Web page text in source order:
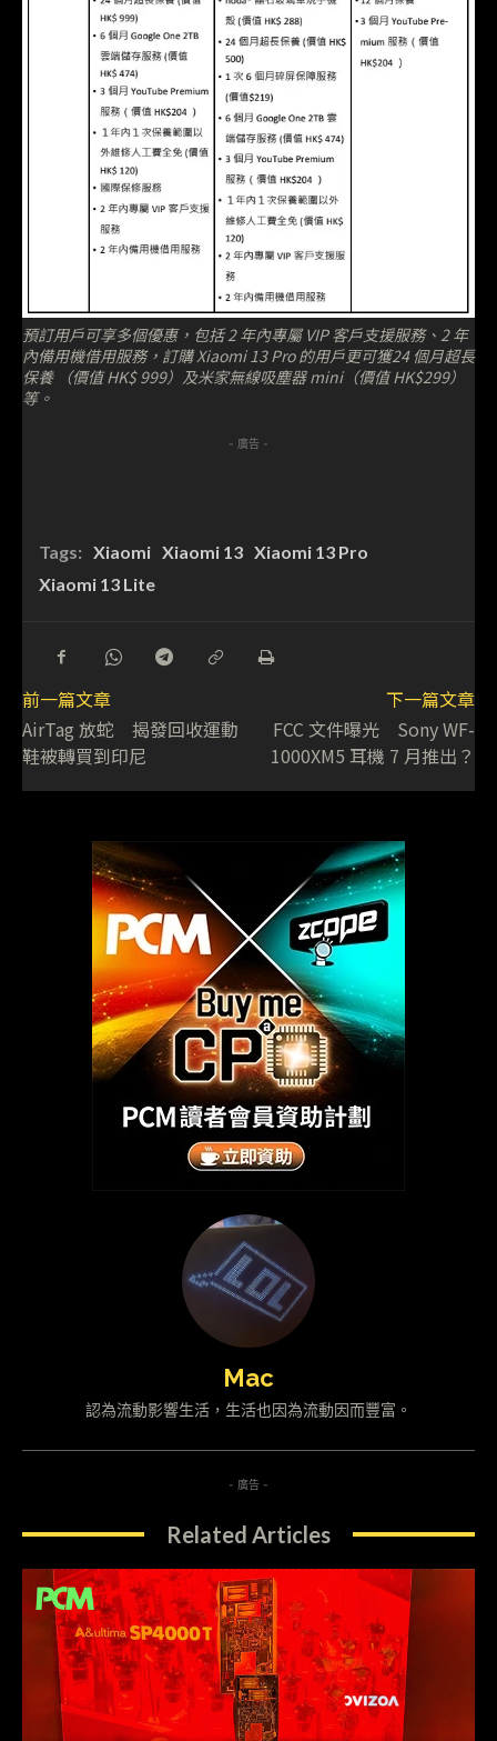
預訂用戶可享多個優惠，包括 2 年內專屬 VIP 客戶支援服務、2 年
內備用機借用服務，訂購 Xiaomi 13 Pro 的用戶更可獲24 個月超長
保養 （價值 HK$ 999）及米家無線吸塵器 mini（價值 HK$299）
等。
- 廣告 -
Tags: Xiaomi Xiaomi 13 Xiaomi 13 Pro
Xiaomi 13 Lite
前一篇文章
AirTag 放蛇 揭發回收運動
鞋被轉買到印尼
下一篇文章
FCC 文件曝光 Sony WF-
1000XM5 耳機 7 月推出？
Mac
認為流動影響生活，生活也因為流動因而豐富。
- 廣告 -
Related Articles